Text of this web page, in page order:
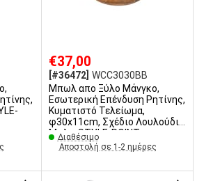
€37,00
[#36472] WCC3030BB
Μπωλ απο Ξύλο Μάνγκο,
Εσωτερική Επένδυση Ρητίνης,
Κυματιστό Τελείωμα,
φ30x11cm, Σχέδιο Λουλούδι
Μπλε, STYLE-POINT
Διαθέσιμο
Αποστολή σε 1-2 ημέρες